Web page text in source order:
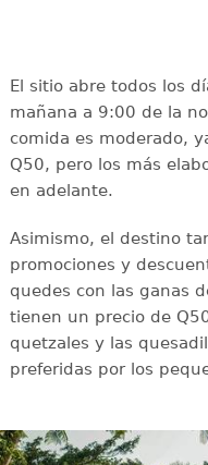
El sitio abre todos los
mañana a 9:00 de la
comida es moderado,
Q50, pero los más
en adelante.
Asimismo, el destino
promociones y
quedes con las ganas
tienen un precio de
quetzales y las
preferidas por los